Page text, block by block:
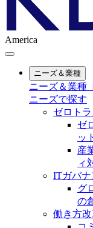
America
ニーズ＆業種
ニーズ＆業種
ニーズで探す
ゼロト
ゼ
ッ
産
ィ
ITガバナ
グ
の
働き方